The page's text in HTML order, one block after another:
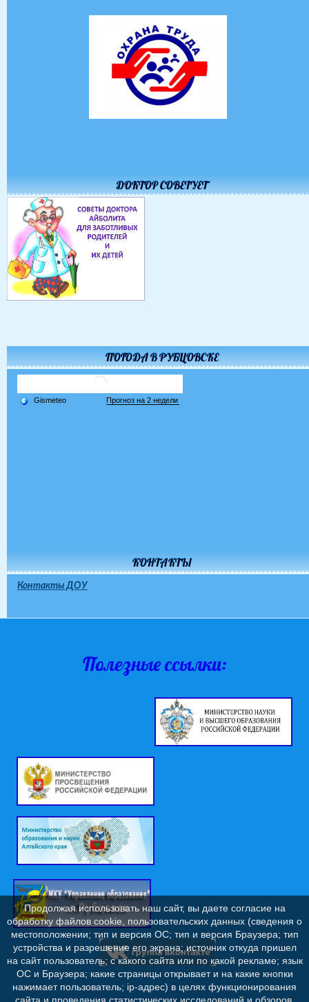
ДОКТОР СОВЕТУЕТ
ПОГОДА В РУБЦОВСКЕ
КОНТАКТЫ
Контакты ДОУ
Полезные ссылки:
Продолжая использовать наш сайт, вы даете согласие на
обработку файлов cookie, пользовательских данных (сведения о
местоположении; тип и версия ОС; тип и версия Браузера; тип
устройства и разрешение его экрана; источник откуда пришел
на сайт пользователь; с какого сайта или по какой рекламе; язык
ОС и Браузера; какие страницы открывает и на какие кнопки
нажимает пользователь; ip-адрес) в целях функционирования